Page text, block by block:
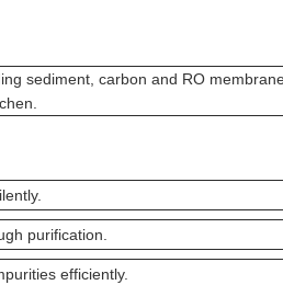
sediment, carbon and RO
purification.
efficiently.